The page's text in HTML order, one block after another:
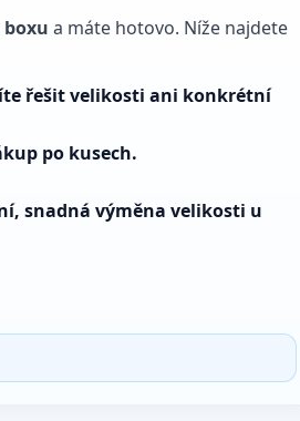
a máte hotovo. Níže najdete
řešit velikosti ani konkrétní
po kusech.
snadná výměna velikosti u